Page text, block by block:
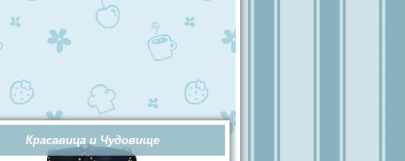
Красавица и Чудовище